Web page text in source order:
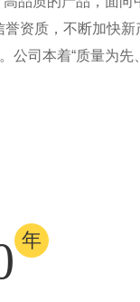
资质，不断加快
公司本着“质量为
年